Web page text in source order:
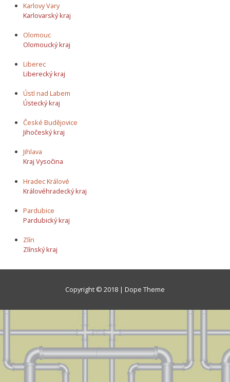
Karlovy Vary
Karlovarský kraj
Olomouc
Olomoucký kraj
Liberec
Liberecký kraj
Ústí nad Labem
Ústecký kraj
České Budějovice
Jihočeský kraj
Jihlava
Kraj Vysočina
Hradec Králové
Královéhradecký kraj
Pardubice
Pardubický kraj
Zlín
Zlínský kraj
Copyright © 2018 | Dope Theme